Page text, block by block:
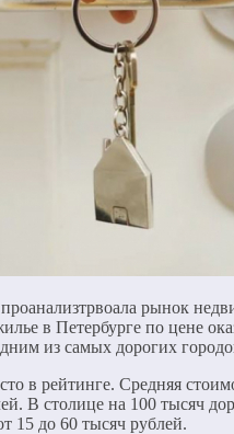
рынок
в Петербурге по цене
из самых дорогих
в рейтинге. Средняя
В столице на 100 тысяч
15 до 60 тысяч рублей.